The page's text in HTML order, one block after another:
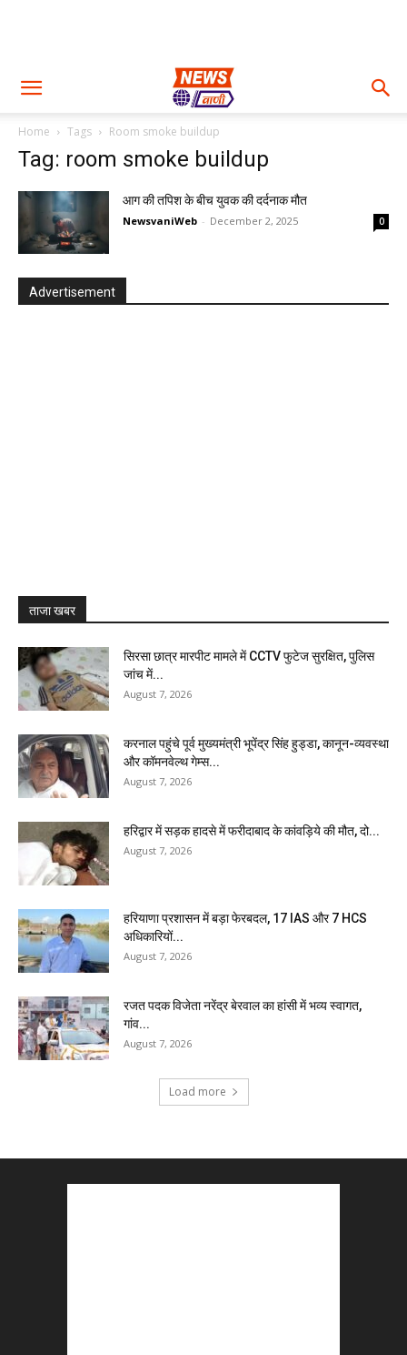
Home Tags Room smoke buildup
Tag: room smoke buildup
आग की तपिश के बीच युवक की दर्दनाक मौत
NewsvaniWeb - December 2, 2025 0
Advertisement
ताजा खबर
सिरसा छात्र मारपीट मामले में CCTV फुटेज सुरक्षित, पुलिस
जांच में...
August 7, 2026
करनाल पहुंचे पूर्व मुख्यमंत्री भूपेंद्र सिंह हुड्डा, कानून-व्यवस्था
और कॉमनवेल्थ गेम्स...
August 7, 2026
हरिद्वार में सड़क हादसे में फरीदाबाद के कांवड़िये की मौत, दो...
August 7, 2026
हरियाणा प्रशासन में बड़ा फेरबदल, 17 IAS और 7 HCS
अधिकारियों...
August 7, 2026
रजत पदक विजेता नरेंद्र बेरवाल का हांसी में भव्य स्वागत,
गांव...
August 7, 2026
Load more